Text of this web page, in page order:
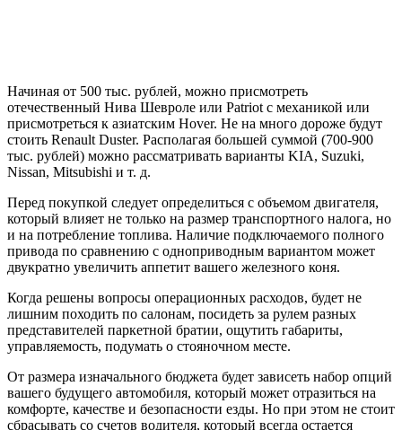
Начиная от 500 тыс. рублей, можно присмотреть
отечественный Нива Шевроле или Patriot с механикой или
присмотреться к азиатским Hover. Не на много дороже будут
стоить Renault Duster. Располагая большей суммой (700-900
тыс. рублей) можно рассматривать варианты KIA, Suzuki,
Nissan, Mitsubishi и т. д.
Перед покупкой следует определиться с объемом двигателя,
который влияет не только на размер транспортного налога, но
и на потребление топлива. Наличие подключаемого полного
привода по сравнению с одноприводным вариантом может
двукратно увеличить аппетит вашего железного коня.
Когда решены вопросы операционных расходов, будет не
лишним походить по салонам, посидеть за рулем разных
представителей паркетной братии, ощутить габариты,
управляемость, подумать о стояночном месте.
От размера изначального бюджета будет зависеть набор опций
вашего будущего автомобиля, который может отразиться на
комфорте, качестве и безопасности езды. Но при этом не стоит
сбрасывать со счетов водителя, который всегда остается